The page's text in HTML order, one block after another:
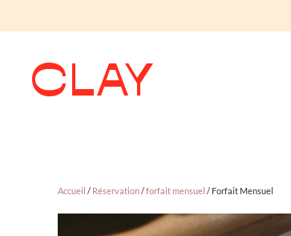
Accueil / Réservation/forfait mensuel / Forfait Mensuel